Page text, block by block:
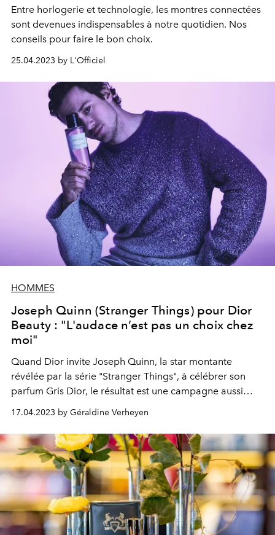
Entre horlogerie et technologie, les montres connectées
sont devenues indispensables à notre quotidien. Nos
conseils pour faire le bon choix.
25.04.2023 by L'Officiel
HOMMES
Joseph Quinn (Stranger Things) pour Dior
Beauty : "L'audace n’est pas un choix chez
moi"
Quand Dior invite Joseph Quinn, la star montante
révélée par la série "Stranger Things", à célébrer son
parfum Gris Dior, le résultat est une campagne aussi
hypnotique que cathartique, à l’image de la senteur de
ce parfum iconique.
17.04.2023 by Géraldine Verheyen